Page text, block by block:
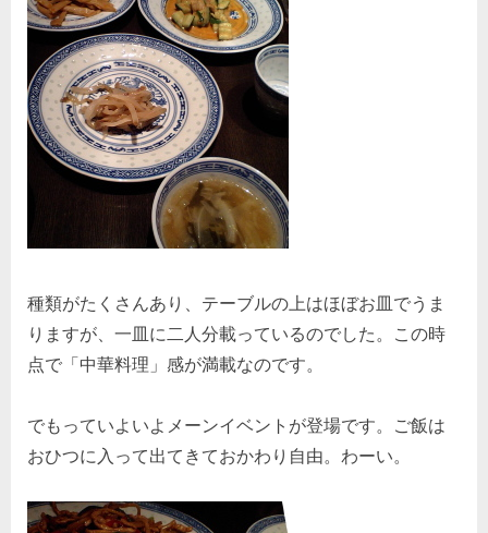
種類がたくさんあり、テーブルの上はほぼお皿でうま
りますが、一皿に二人分載っているのでした。この時
点で「中華料理」感が満載なのです。
でもっていよいよメーンイベントが登場です。ご飯は
おひつに入って出てきておかわり自由。わーい。